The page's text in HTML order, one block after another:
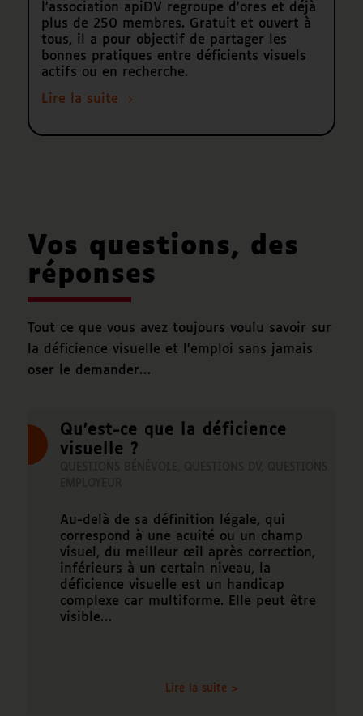
l’association apiDV regroupe d’ores et déjà
plus de 250 membres. Gratuit et ouvert à
tous, il a pour objectif de partager les
bonnes pratiques entre déficients visuels
actifs ou en recherche.
Lire la suite
Vos questions, des
réponses
Tout ce que vous avez toujours voulu savoir sur
la déficience visuelle et l’emploi sans jamais
oser le demander…
Qu’est-ce que la déficience
visuelle ?
Au-delà de sa définition légale, qui
correspond à une acuité ou un champ
visuel, du meilleur œil après correction,
inférieurs à un certain niveau, la
déficience visuelle est un handicap
complexe car multiforme. Elle peut être
visible…
Lire la suite >